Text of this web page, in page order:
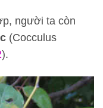
người ta còn
(Cocculus
).